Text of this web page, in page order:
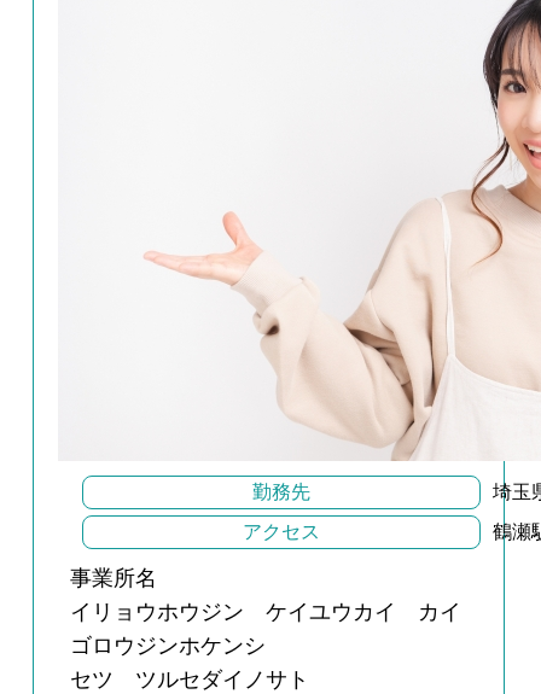
勤務先
埼玉
アクセス
鶴瀬
事業所名
イリョウホウジン ケイユウカイ カイ
ゴロウジンホケンシ
セツ ツルセダイノサト